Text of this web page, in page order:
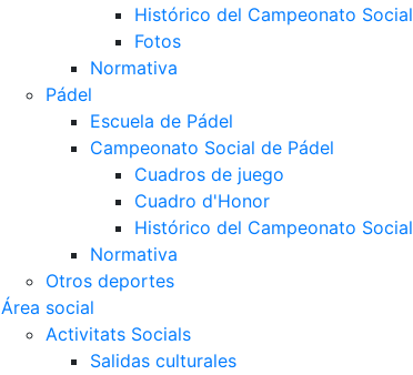
Histórico del Campeonato Social
Fotos
Normativa
Pádel
Escuela de Pádel
Campeonato Social de Pádel
Cuadros de juego
Cuadro d'Honor
Histórico del Campeonato Social
Normativa
Otros deportes
Área social
Activitats Socials
Salidas culturales